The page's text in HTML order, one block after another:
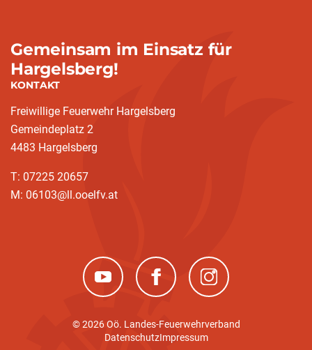
Gemeinsam im Einsatz für
Hargelsberg!
KONTAKT
Freiwillige Feuerwehr Hargelsberg
Gemeindeplatz 2
4483 Hargelsberg
T: 07225 20657
M: 06103@ll.ooelfv.at
(neues Fenster)(neues Fenster)(neues Fenster)
© 2026 Oö. Landes-Feuerwehrverband
DatenschutzImpressum